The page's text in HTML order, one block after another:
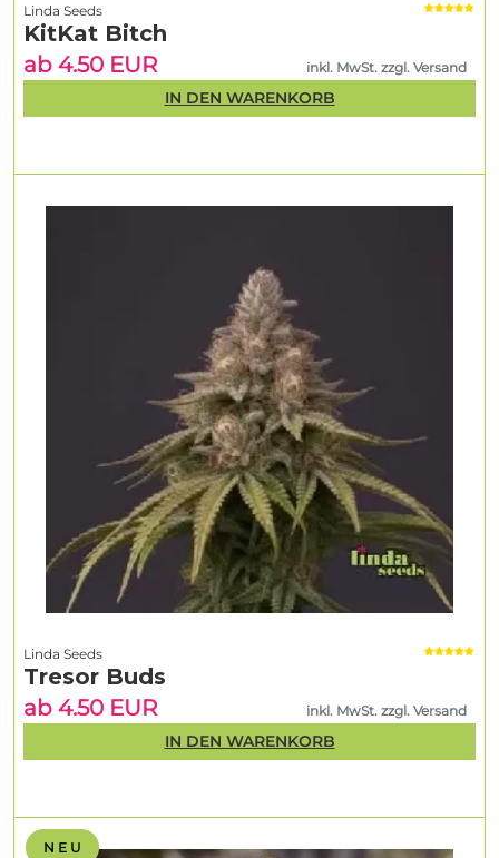
N E U
Linda Seeds
Tresor Buds
ab 4.50 EUR
inkl. MwSt. zzgl. Versand
IN DEN WARENKORB
Linda Seeds
KitKat Bitch
ab 4.50 EUR
inkl. MwSt. zzgl. Versand
IN DEN WARENKORB